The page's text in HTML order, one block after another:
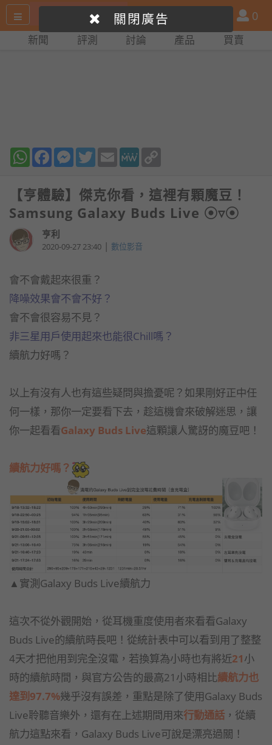
尋
產
品
比
會
員
0
新聞 評測 討論 產品 買賣
WhatsAppFacebookMessenger
TwitterEmail MeWe
【亨體驗】傑克你看，這裡有顆魔豆！
Samsung Galaxy Buds Live ⦿▿⦿
亨利
2020-09-27 23:40 | 數位影音
會不會戴起來很重？
降噪效果會不會不好？
會不會很容易不見？
非三星用戶使用起來也能很Chill嗎？
續航力好嗎？
以上有沒有人也有這些疑問與擔憂呢？如果剛好正中任
何一樣，那你一定要看下去，趁這機會來破解迷思，讓
你一起看看Galaxy Buds Live這顆讓人驚訝的魔豆吧！
續航力好嗎？​
▲實測Galaxy Buds Live續航力
這次不從外觀開始，從耳機重度使用者來看看Galaxy
Buds Live的續航時長吧！從統計表中可以看到用了整整
4天才把他用到完全沒電，若換算為小時也有將近21小
時的續航時間，與官方公告的最高21小時相比
關閉廣告
續航力也
達到97.7%幾乎沒有誤差，重點是除了使用Galaxy Buds
Live聆聽音樂外，還有在上述期間用來行動通話 ，從續
航力這點來看，Galaxy Buds Live可說是漂亮過關！